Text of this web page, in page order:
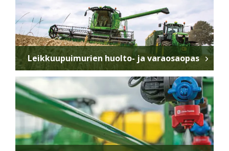
Leikkuupuimurien huolto- ja varaosaopas